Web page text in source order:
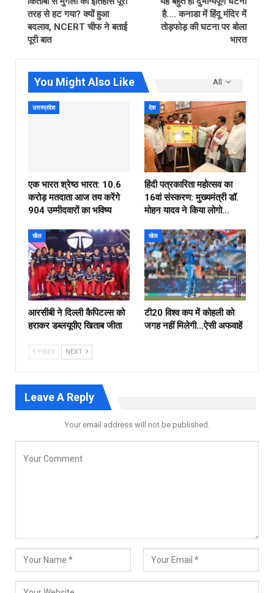
तरह से हट गया? क्यों हुआ
बदलाव, NCERT चीफ ने बताई
पूरी बात
है…. कनाडा में हिंदू मंदिर में
तोड़फोड़ की घटना पर बोला
भारत
All
You Might Also Like
उत्तरप्रदेश
एक भारत श्रेष्ठ भारत: 10.6
करोड़ मतदाता आज तय करेंगे
904 उम्मीदवारों का भविष्य
देश
हिंदी पत्रकारिता महोत्सव का
16वां संस्करण: मुख्यमंत्री डॉ.
मोहन यादव ने किया लोगो…
खेल
आरसीबी ने दिल्ली कैपिटल्स को
हराकर डब्लयूपीए खिताब जीता
खेल
टी20 विश्व कप में कोहली को
जगह नहीं मिलेगी…ऐसी अफवाहें
PREV NEXT
Leave A Reply
Your email address will not be published.